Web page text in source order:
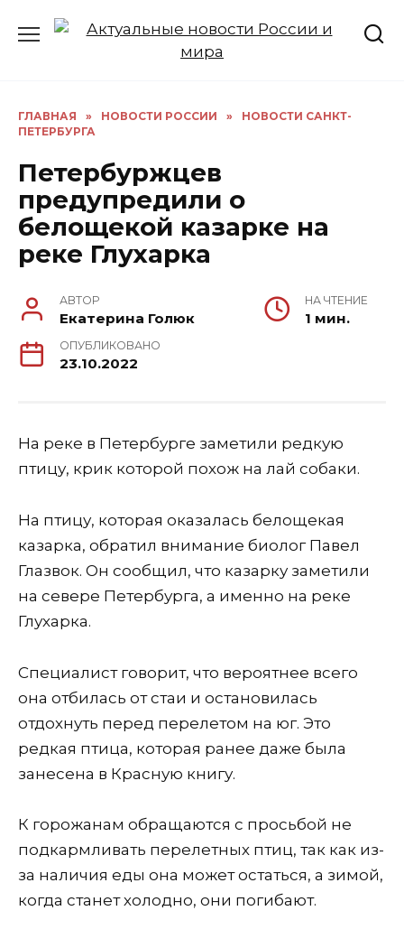
ГЛАВНАЯ » НОВОСТИ РОССИИ »
НОВОСТИ САНКТ-
ПЕТЕРБУРГА
Петербуржцев
предупредили о
белощекой казарке на
реке Глухарка
АВТОР
Екатерина Голюк
НА ЧТЕНИЕ
1 мин.
ОПУБЛИКОВАНО
23.10.2022
На реке в Петербурге заметили редкую
птицу, крик которой похож на лай собаки.
На птицу, которая оказалась белощекая
казарка, обратил внимание биолог Павел
Глазвок. Он сообщил, что казарку заметили
на севере Петербурга, а именно на реке
Глухарка.
Специалист говорит, что вероятнее всего
она отбилась от стаи и остановилась
отдохнуть перед перелетом на юг. Это
редкая птица, которая ранее даже была
занесена в Красную книгу.
К горожанам обращаются с просьбой не
подкармливать перелетных птиц, так как из-
за наличия еды она может остаться, а зимой,
когда станет холодно, они погибают.